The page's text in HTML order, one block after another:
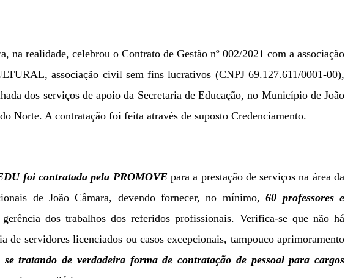
na realidade, celebrou o Contrato de Gestão nº 002/2021 com a associação
associação civil sem fins lucrativos (CNPJ 69.127.611/0001-00),
dos serviços de apoio da Secretaria de Educação, no Município de João
Norte. A contratação foi feita através de suposto Credenciamento.
foi contratada pela PROMOVEpara a prestação de serviços na área da
de João Câmara, devendo fornecer, no mínimo,60 professores e
dos trabalhos dos referidos profissionais. Verifica-se que não há
de servidores licenciados ou casos excepcionais, tampouco aprimoramento
se tratando de verdadeira forma de contratação de pessoal para cargos